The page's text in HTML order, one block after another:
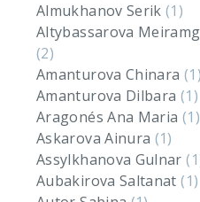
Almukhanov Serik(1)
Altybassarova
(2)
Amanturova Chinara (1)
Amanturova Dilbara (1)
Aragonés Ana Maria (1)
Askarova Ainura (1)
Assylkhanova Gulnar
Aubakirova Saltanat(1)